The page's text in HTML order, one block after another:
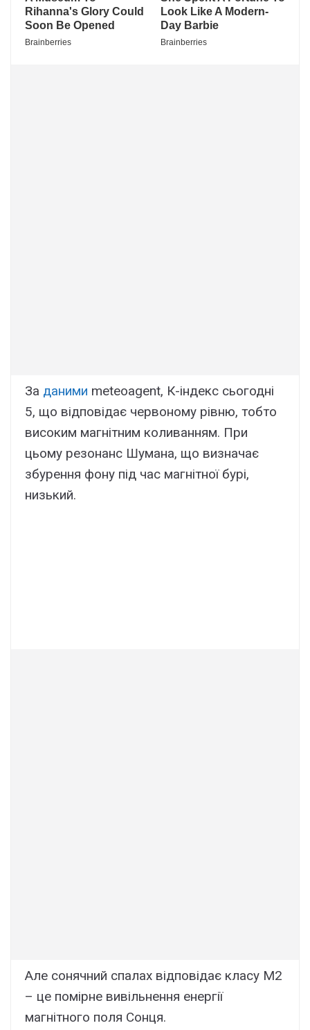
За даними meteoagent, К-індекс сьогодні
5, що відповідає червоному рівню, тобто
високим магнітним коливанням. При
цьому резонанс Шумана, що визначає
збурення фону під час магнітної бурі,
низький.
Але сонячний спалах відповідає класу M2
– це помірне вивільнення енергії
магнітного поля Сонця.